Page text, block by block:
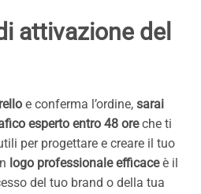
attivazione del
e conferma l’ordine, sarai
esperto entro 48 oreche ti
per progettare e creare il tuo
logo professionale efficaceè il
del tuo brand o della tua